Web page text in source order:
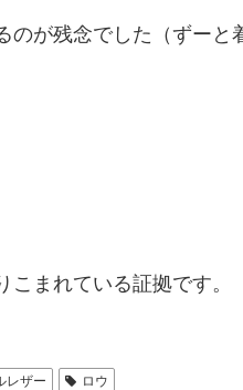
が残念でした（ずーと
まれている証拠です。
レザー ロウ